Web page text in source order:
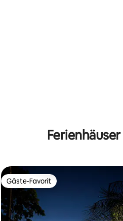
Bewertung: 4,96 von 5, 138
Gäste-Favorit
Gäste-Favorit